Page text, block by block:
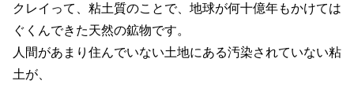
クレイって、粘土質のことで、地球が何十億年もかけては
ぐくんできた天然の鉱物です。
人間があまり住んでいない土地にある汚染されていない粘
土が、